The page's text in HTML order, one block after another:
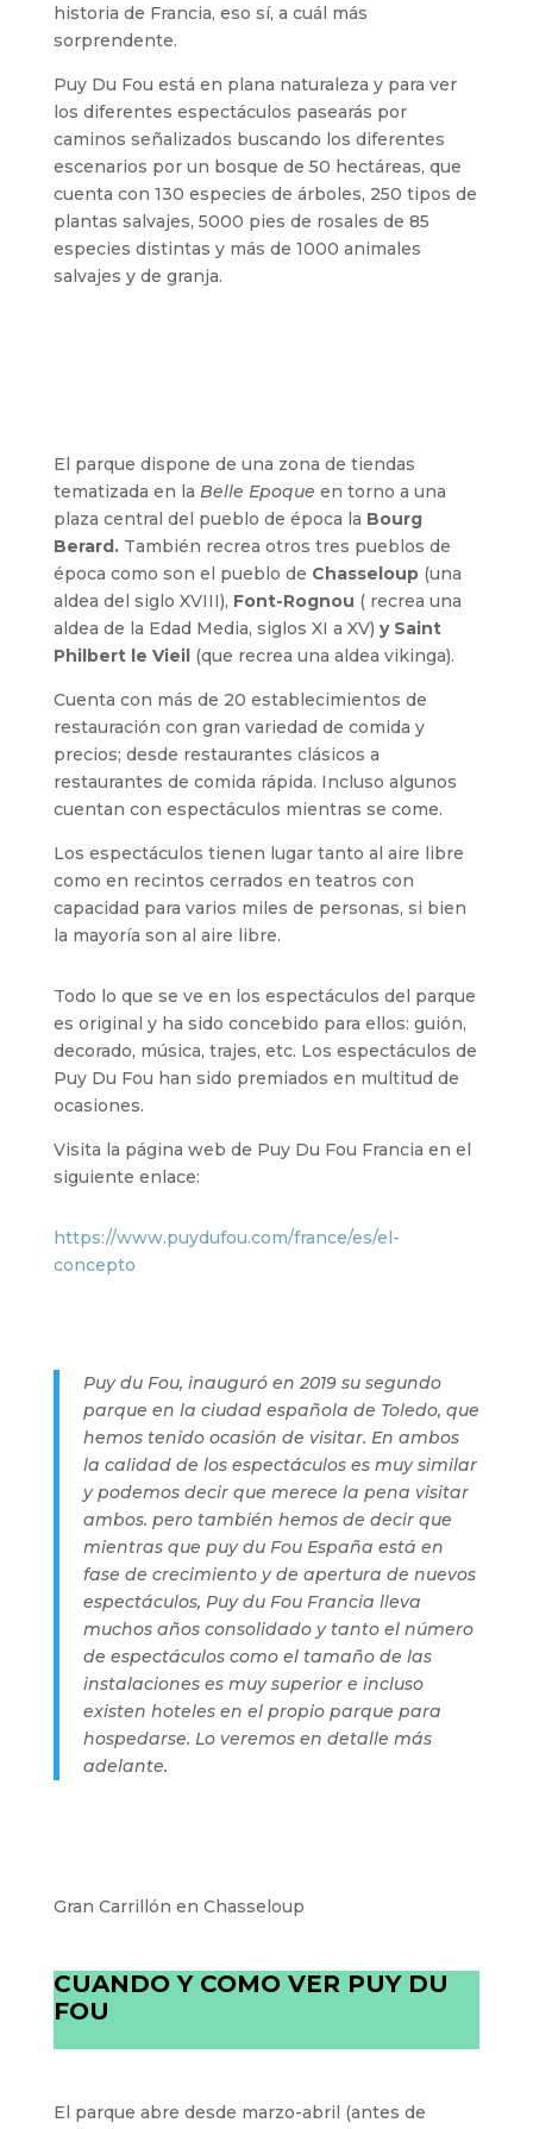
historia de Francia, eso sí, a cuál más
sorprendente.
Puy Du Fou está en plana naturaleza y para ver
los diferentes espectáculos pasearás por
caminos señalizados buscando los diferentes
escenarios por un bosque de 50 hectáreas, que
cuenta con 130 especies de árboles, 250 tipos de
plantas salvajes, 5000 pies de rosales de 85
especies distintas y más de 1000 animales
salvajes y de granja.
El parque dispone de una zona de tiendas
tematizada en la Belle Epoque en torno a una
plaza central del pueblo de época la Bourg
Berard.También recrea otros tres pueblos de
época como son el pueblo de Chasseloup (una
aldea del siglo XVIII), Font-Rognou ( recrea una
aldea de la Edad Media, siglos XI a XV) y Saint
Philbert le Vieil(que recrea una aldea vikinga).
Cuenta con más de 20 establecimientos de
restauración con gran variedad de comida y
precios; desde restaurantes clásicos a
restaurantes de comida rápida. Incluso algunos
cuentan con espectáculos mientras se come.
Los espectáculos tienen lugar tanto al aire libre
como en recintos cerrados en teatros con
capacidad para varios miles de personas, si bien
la mayoría son al aire libre.
Todo lo que se ve en los espectáculos del parque
es original y ha sido concebido para ellos: guión,
decorado, música, trajes, etc. Los espectáculos de
Puy Du Fou han sido premiados en multitud de
ocasiones.
Visita la página web de Puy Du Fou Francia en el
siguiente enlace:
https://www.puydufou.com/france/es/el-
concepto
Puy du Fou, inauguró en 2019 su segundo
parque en la ciudad española de Toledo, que
hemos tenido ocasión de visitar. En ambos
la calidad de los espectáculos es muy similar
y podemos decir que merece la pena visitar
ambos. pero también hemos de decir que
mientras que puy du Fou España está en
fase de crecimiento y de apertura de nuevos
espectáculos, Puy du Fou Francia lleva
muchos años consolidado y tanto el número
de espectáculos como el tamaño de las
instalaciones es muy superior e incluso
existen hoteles en el propio parque para
hospedarse. Lo veremos en detalle más
adelante.
Gran Carrillón en Chasseloup
CUANDO Y COMO VER PUY DU
FOU
El parque abre desde marzo-abril (antes de